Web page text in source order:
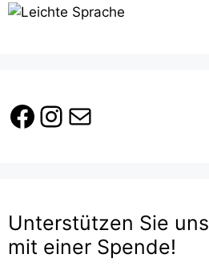
Facebook
Instagram
E-Mail
Unterstützen Sie uns
mit einer Spende!